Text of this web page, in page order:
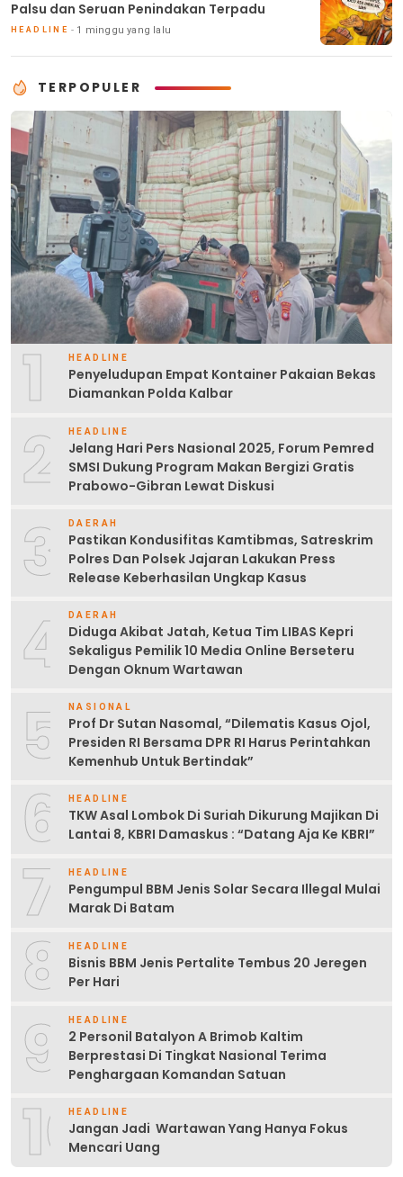
Palsu dan Seruan Penindakan Terpadu
HEADLINE 1 minggu yang lalu
TERPOPULER
1 HEADLINE
Penyeludupan Empat Kontainer Pakaian Bekas
Diamankan Polda Kalbar
2 HEADLINE
Jelang Hari Pers Nasional 2025, Forum Pemred
SMSI Dukung Program Makan Bergizi Gratis
Prabowo-Gibran Lewat Diskusi
3 DAERAH
Pastikan Kondusifitas Kamtibmas, Satreskrim
Polres Dan Polsek Jajaran Lakukan Press
Release Keberhasilan Ungkap Kasus
4 DAERAH
Diduga Akibat Jatah, Ketua Tim LIBAS Kepri
Sekaligus Pemilik 10 Media Online Berseteru
Dengan Oknum Wartawan
5 NASIONAL
Prof Dr Sutan Nasomal, “Dilematis Kasus Ojol,
Presiden RI Bersama DPR RI Harus Perintahkan
Kemenhub Untuk Bertindak”
6 HEADLINE
TKW Asal Lombok Di Suriah Dikurung Majikan Di
Lantai 8, KBRI Damaskus : “Datang Aja Ke KBRI”
7 HEADLINE
Pengumpul BBM Jenis Solar Secara Illegal Mulai
Marak Di Batam
8 HEADLINE
Bisnis BBM Jenis Pertalite Tembus 20 Jeregen
Per Hari
9 HEADLINE
2 Personil Batalyon A Brimob Kaltim
Berprestasi Di Tingkat Nasional Terima
Penghargaan Komandan Satuan
10HEADLINE
Jangan Jadi Wartawan Yang Hanya Fokus
Mencari Uang